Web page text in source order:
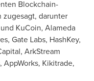
Blockchain-
darunter
KuCoin, Alameda
Gate Labs, HashKey,
ArkStream
Kikitrade,